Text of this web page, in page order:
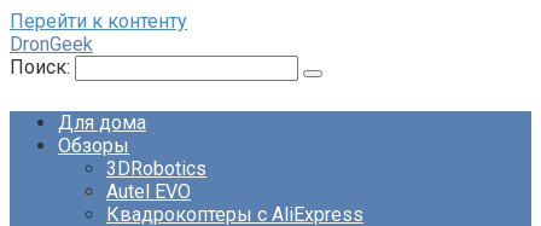
Перейти к контенту
DronGeek
Поиск:
Для дома
Обзоры
3DRobotics
Autel EVO
Квадрокоптеры с AliExpress